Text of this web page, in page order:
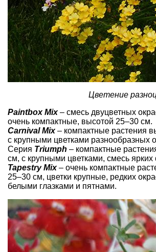
Цветение
Paintbox Mix– смесь двуцветных
очень компактные, высотой 25–30 см.
Carnival Mix– компактные растения
с крупными цветками разнообразных
Серия Triumph – компактные
см, с крупными цветками, смесь ярких
Tapestry Mix– очень компактные
25–30 см, цветки крупные, редких
белыми глазками и пятнами.